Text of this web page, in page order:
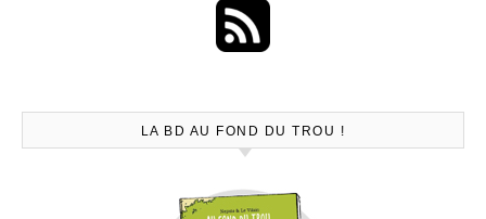
LA BD AU FOND DU TROU !